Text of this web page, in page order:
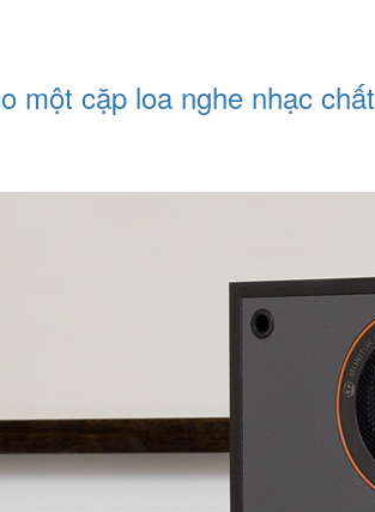
một cặp loa nghe nhạc chất